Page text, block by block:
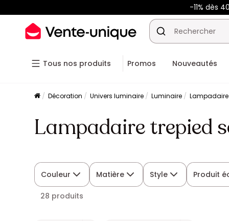
-11% dès
Tous nos produits Promos Nouveautés
Décoration Univers luminaire Luminaire Lampadaire
Lampadaire trepied
Couleur Matière Style Produit
28 produits